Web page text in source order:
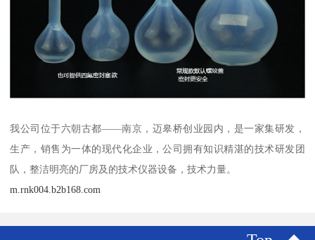
我公司位于六朝古都——南京，迈皋桥创业园内，是一家集研发，
生产，销售为一体的现代化企业，公司拥有知识精湛的技术研发团
队，整洁明亮的厂房及的技术仪器设备，技术力量。
m.rnk004.b2b168.com